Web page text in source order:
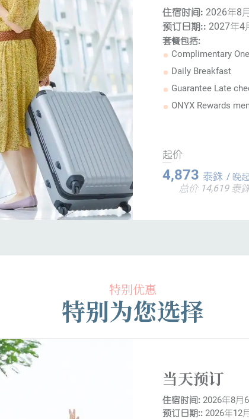
住宿时间: 2026年8
预订日期:: 2027年4
套餐包括:
Complimentary
Daily Breakfast
Guarantee Late
ONYX Rewards
起价
4,873 泰銖 / 晚起
总价 14,619 泰
特别优惠
特别为您选择
当天预订
住宿时间:2026年8月
预订日期::2026年12